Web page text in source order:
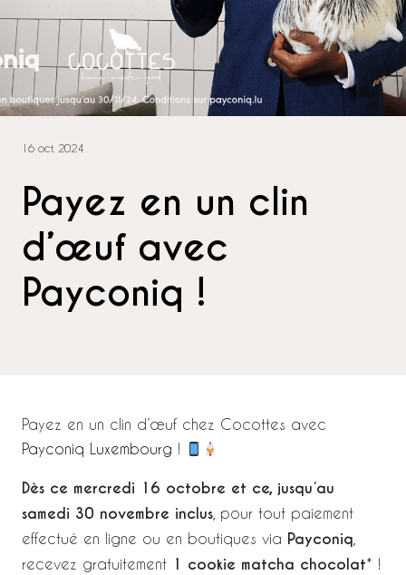
16 oct. 2024
Payez en un clin
d’œuf avec
Payconiq !
Payez en un clin d’œuf chez Cocottes avec
Payconiq Luxembourg !
Dès ce mercredi 16 octobre et ce, jusqu’au
samedi 30 novembre inclus , pour tout paiement
effectué en ligne ou en boutiques via Payconiq
recevez gratuitement 1 cookie matcha chocolat* !